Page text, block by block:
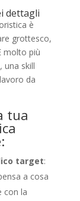
dettagli
è
grottesco,
molto più
una skill
da
tua
target:
a cosa
con la